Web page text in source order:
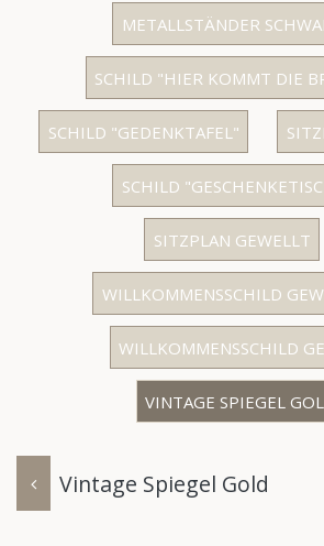
METALLSTÄNDER
SCHILD "HIER KOMMT DIE
SCHILD "GEDENKTAFEL"
SCHILD
SITZPLAN GEWELLT
WILLKOMMENSSCHILD
WILLKOMMENSSCHILD
VINTAGE SPIEGEL
Vintage Spiegel Gold